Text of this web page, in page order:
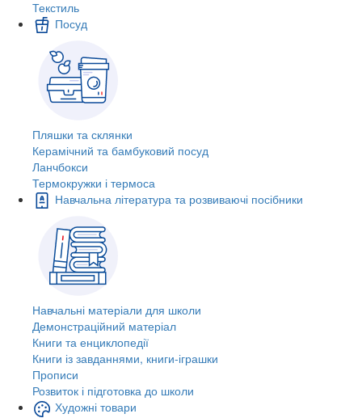
Текстиль
Посуд
Пляшки та склянки
Керамічний та бамбуковий посуд
Ланчбокси
Термокружки і термоса
Навчальна література та розвиваючі посібники
Навчальні матеріали для школи
Демонстраційний матеріал
Книги та енциклопедії
Книги із завданнями, книги-іграшки
Прописи
Розвиток і підготовка до школи
Художні товари